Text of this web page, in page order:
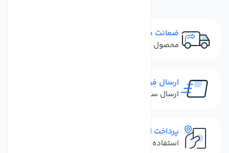
ضمانت مرجوعی
محصول نباید آسیب دیده باشد
ارسال فوری
ارسال سفارش در کمترین زمان ممکن
پرداخت امن
استفاده از روش‌های پرداخت امن